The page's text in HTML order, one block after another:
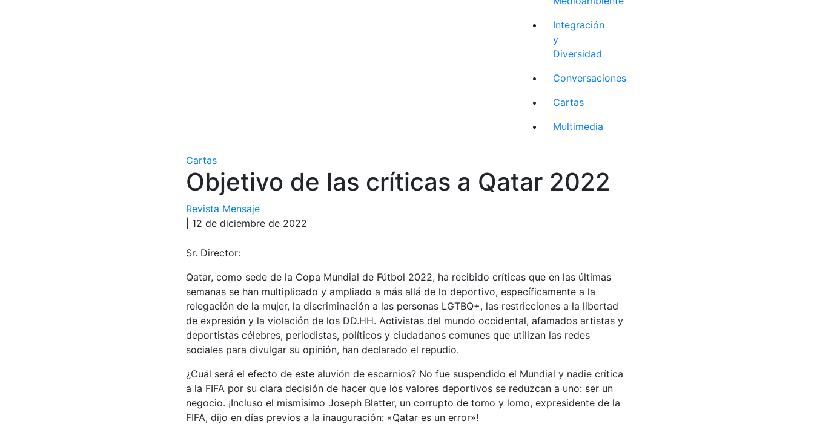
Integración
y
Diversidad
Conversaciones
Cartas
Multimedia
Cartas
Objetivo de las críticas a Qatar 2022
Revista Mensaje
| 12 de diciembre de 2022
Sr. Director:
Qatar, como sede de la Copa Mundial de Fútbol 2022, ha recibido críticas que en las últimas
semanas se han multiplicado y ampliado a más allá de lo deportivo, específicamente a la
relegación de la mujer, la discriminación a las personas LGTBQ+, las restricciones a la libertad
de expresión y la violación de los DD.HH. Activistas del mundo occidental, afamados artistas y
deportistas célebres, periodistas, políticos y ciudadanos comunes que utilizan las redes
sociales para divulgar su opinión, han declarado el repudio.
¿Cuál será el efecto de este aluvión de escarnios? No fue suspendido el Mundial y nadie crítica
a la FIFA por su clara decisión de hacer que los valores deportivos se reduzcan a uno: ser un
negocio. ¡Incluso el mismísimo Joseph Blatter, un corrupto de tomo y lomo, expresidente de la
FIFA, dijo en días previos a la inauguración: «Qatar es un error»!